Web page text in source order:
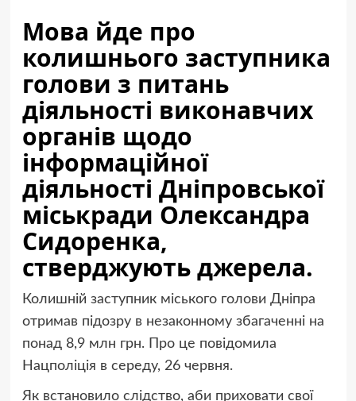
Мова йде про
колишнього заступника
голови з питань
діяльності виконавчих
органів щодо
інформаційної
діяльності Дніпровської
міськради Олександра
Сидоренка,
стверджують джерела.
Колишній заступник міського голови Дніпра
отримав підозру в незаконному збагаченні на
понад 8,9 млн грн. Про це повідомила
Нацполіція в середу, 26 червня.
Як встановило слідство, аби приховати свої